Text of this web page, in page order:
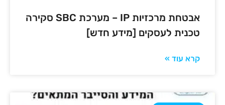
אבטחת מרכזיות IP – מערכת SBC סקירה
טכנית לעסקים [מידע חדש]
קרא עוד »